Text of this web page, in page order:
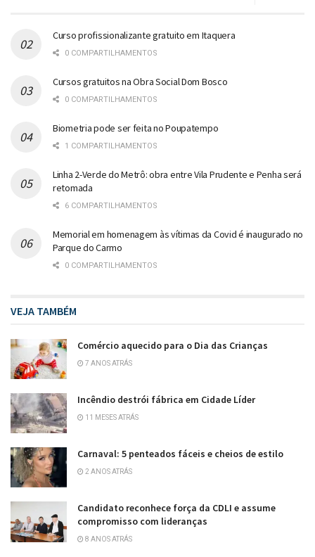
Curso profissionalizante gratuito em Itaquera
0 COMPARTILHAMENTOS
Cursos gratuitos na Obra Social Dom Bosco
0 COMPARTILHAMENTOS
Biometria pode ser feita no Poupatempo
1 COMPARTILHAMENTOS
Linha 2-Verde do Metrô: obra entre Vila Prudente e Penha será
retomada
6 COMPARTILHAMENTOS
Memorial em homenagem às vítimas da Covid é inaugurado no
Parque do Carmo
0 COMPARTILHAMENTOS
VEJA TAMBÉM
Comércio aquecido para o Dia das Crianças
7 ANOS ATRÁS
Incêndio destrói fábrica em Cidade Líder
11 MESES ATRÁS
Carnaval: 5 penteados fáceis e cheios de estilo
2 ANOS ATRÁS
Candidato reconhece força da CDLI e assume
compromisso com lideranças
8 ANOS ATRÁS